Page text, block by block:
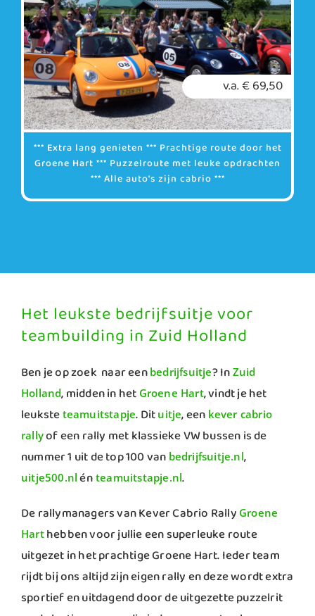
v.a. € 69,50
*** Extra lang genieten *** Prachtige route door het
Groene Hart *** Puzzelroute met leuke opdrachten
*** Alle auto's zijn cabrio ***
Het leukste bedrijfsuitje voor
teambuilding in Zuid Holland
Ben je op zoek naar een bedrijfsuitje? In Zuid
Holland, midden in het Groene Hart, vindt je het
leukste teamuitstapje. Dit uitje, een kever cabrio
rallyof een rally met klassieke VW bussen is de
nummer 1 uit de top 100 van bedrijfsuitje.nl,
uitje500.nl énteamuitstapje.nl.
De rallymanagers van Kever Cabrio Rally Groene
Harthebben voor jullie een superleuke route
uitgezet in het prachtige Groene Hart. Ieder team
rijdt bij ons altijd zijn eigen rally en deze wordt extra
sportief en uitdagend door de uitgezette puzzelrit